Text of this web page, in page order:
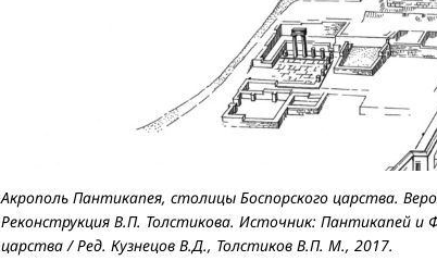
Акрополь Пантикапея, столицы Боспорского царства.
Реконструкция В.П. Толстикова. Источник: Пантикапей и
царства / Ред. Кузнецов В.Д., Толстиков В.П. М., 2017.